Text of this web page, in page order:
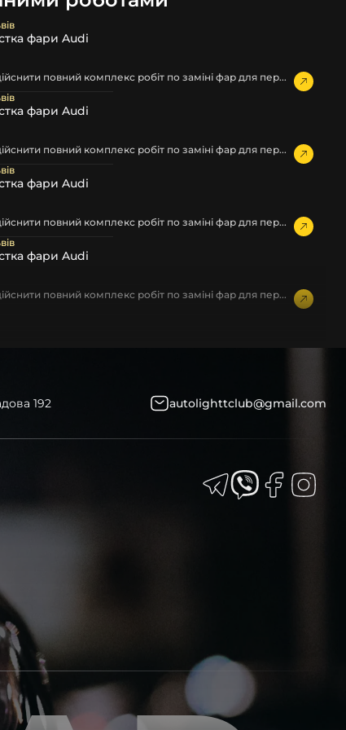
фари Audi
повний комплекс робіт по заміні фар для пер...
фари Audi
повний комплекс робіт по заміні фар для пер...
фари Audi
повний комплекс робіт по заміні фар для пер...
фари Audi
повний комплекс робіт по заміні фар для пер...
192 autolighttclub@gmail.com